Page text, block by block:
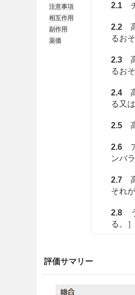
注意事項
相互作用
副作用
薬価
2.1チ
2.2高
るお
2.3高
るお
2.4高
る又
2.5高
2.6ア
ンバ
2.7高
それ
2.8う
る。］
を実
評価サマリー